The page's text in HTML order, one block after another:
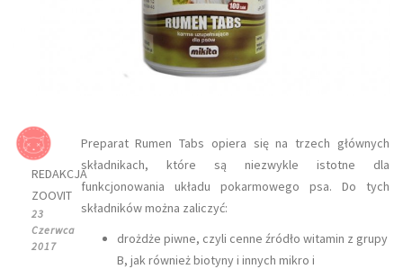
REDAKCJA
ZOOVIT
23
Czerwca
2017
Preparat Rumen Tabs opiera się na trzech głównych
składnikach, które są niezwykle istotne dla
funkcjonowania układu pokarmowego psa. Do tych
składników można zaliczyć:
drożdże piwne, czyli cenne źródło witamin z grupy
B, jak również biotyny i innych mikro i